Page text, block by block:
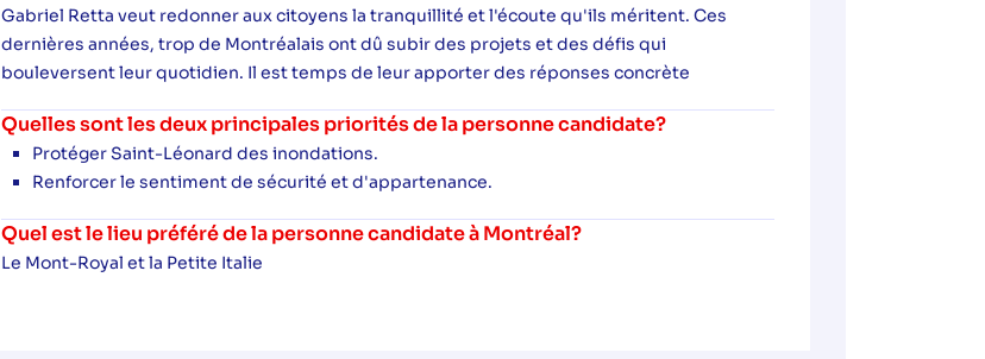
Gabriel Retta veut redonner aux citoyens la tranquillité et l'écoute qu'ils méritent. Ces
dernières années, trop de Montréalais ont dû subir des projets et des défis qui
bouleversent leur quotidien. Il est temps de leur apporter des réponses concrète
Quelles sont les deux principales priorités de la personne candidate?
Protéger Saint-Léonard des inondations.
Renforcer le sentiment de sécurité et d'appartenance.
Quel est le lieu préféré de la personne candidate à Montréal?
Le Mont-Royal et la Petite Italie